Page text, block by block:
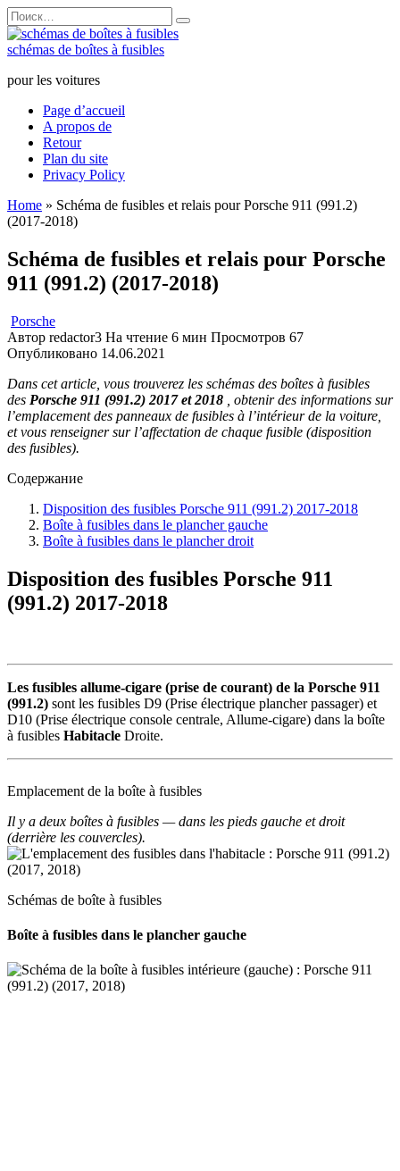
Перейти
к
содержанию
Search
for:
schémas de boîtes à fusibles
pour les voitures
Page d’accueil
A propos de
Retour
Plan du site
Privacy Policy
Home » Schéma de fusibles et relais pour Porsche 911 (991.2)
(2017-2018)
Schéma de fusibles et relais pour Porsche
911 (991.2) (2017-2018)
Porsche
Автор redactor3 На чтение 6 мин Просмотров 67
Опубликовано 14.06.2021
Dans cet article, vous trouverez les schémas des boîtes à fusibles
des Porsche 911 (991.2) 2017 et 2018 , obtenir des informations sur
l’emplacement des panneaux de fusibles à l’intérieur de la voiture,
et vous renseigner sur l’affectation de chaque fusible (disposition
des fusibles).
Содержание
Disposition des fusibles Porsche 911 (991.2) 2017-2018
Boîte à fusibles dans le plancher gauche
Boîte à fusibles dans le plancher droit
Disposition des fusibles Porsche 911
(991.2) 2017-2018
Les fusibles allume-cigare (prise de courant) de la Porsche 911
(991.2) sont les fusibles D9 (Prise électrique plancher passager) et
D10 (Prise électrique console centrale, Allume-cigare) dans la boîte
à fusibles Habitacle Droite.
Emplacement de la boîte à fusibles
Il y a deux boîtes à fusibles — dans les pieds gauche et droit
(derrière les couvercles).
Schémas de boîte à fusibles
Boîte à fusibles dans le plancher gauche